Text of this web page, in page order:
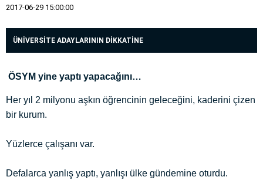
2017-06-29 15:00:00
ÜNİVERSİTE ADAYLARININ DİKKATİNE
ÖSYM yine yaptı yapacağını…
Her yıl 2 milyonu aşkın öğrencinin geleceğini, kaderini çizen
bir kurum.
Yüzlerce çalışanı var.
Defalarca yanlış yaptı, yanlışı ülke gündemine oturdu.